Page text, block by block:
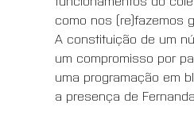
como nos (re)fazemos
A constituição de um
um compromisso por
uma programação em
a presença de